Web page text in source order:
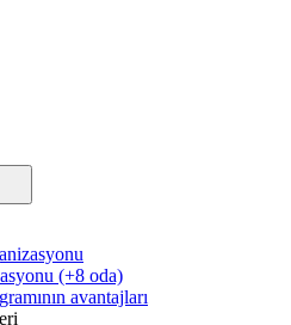
(+8 oda)
avantajları